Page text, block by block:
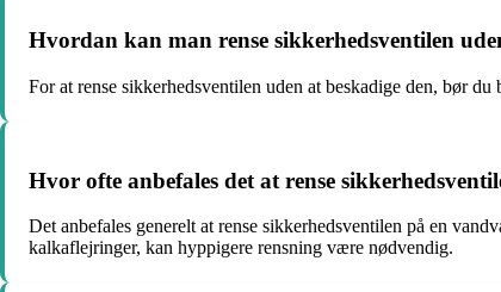
Hvordan kan man rense sikkerhedsventilen
For at rense sikkerhedsventilen uden at beskadige den, bør
Hvor ofte anbefales det at rense
Det anbefales generelt at rense sikkerhedsventilen på en
kalkaflejringer, kan hyppigere rensning være nødvendig.